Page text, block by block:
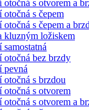
s otvorem a
s čepem
s čepem a
kluzným ložiskem
bez brzdy
pevná
s brzdou
s otvorem
s otvorem a